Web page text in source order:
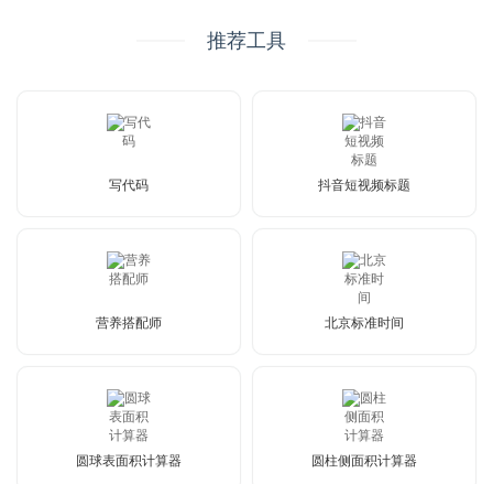
推荐工具
写代码 抖音短视频标题
营养搭配师 北京标准时间
圆球表面积计算器 圆柱侧面积计算器